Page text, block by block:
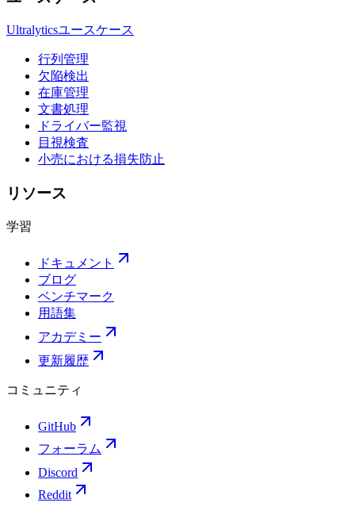
Ultralyticsユースケース
行列管理
欠陥検出
在庫管理
文書処理
ドライバー監視
目視検査
小売における損失防止
リソース
学習
ドキュメント
ブログ
ベンチマーク
用語集
アカデミー
更新履歴
コミュニティ
GitHub
フォーラム
Discord
Reddit